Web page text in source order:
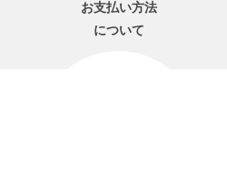
お支払い方法
について